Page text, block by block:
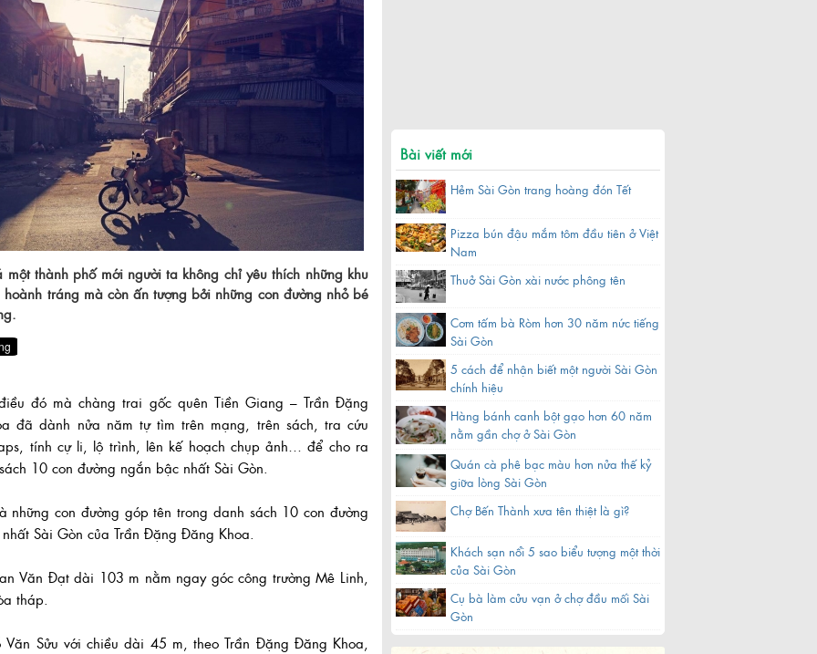
một thành phố mới người ta không chỉ yêu thích những khu
hoành tráng mà còn ấn tượng bởi những con đường nhỏ bé
đó mà chàng trai gốc quên Tiền Giang – Trần Đặng
đã dành nửa năm tự tìm trên mạng, trên sách, tra cứu
tính cự li, lộ trình, lên kế hoạch chụp ảnh… để cho ra
10 con đường ngắn bậc nhất Sài Gòn.
những con đường góp tên trong danh sách 10 con đường
Sài Gòn của Trần Đặng Đăng Khoa.
Văn Đạt dài 103 m nằm ngay góc công trường Mê Linh,
tháp.
Sửu với chiều dài 45 m, theo Trần Đặng Đăng Khoa,
Bài viết mới
Hẻm Sài Gòn trang hoàng đón Tết
Pizza bún đậu mắm tôm đầu tiên ở Việt
Nam
Thuở Sài Gòn xài nước phông tên
Cơm tấm bà Ròm hơn 30 năm nức tiếng
Sài Gòn
5 cách để nhận biết một người Sài Gòn
chính hiệu
Hàng bánh canh bột gạo hơn 60 năm
nằm gần chợ ở Sài Gòn
Quán cà phê bạc màu hơn nửa thế kỷ
giữa lòng Sài Gòn
Chợ Bến Thành xưa tên thiệt là gì?
Khách sạn nổi 5 sao biểu tượng một thời
của Sài Gòn
Cụ bà làm cửu vạn ở chợ đầu mối Sài
Gòn